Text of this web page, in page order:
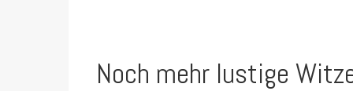
Noch mehr lustige